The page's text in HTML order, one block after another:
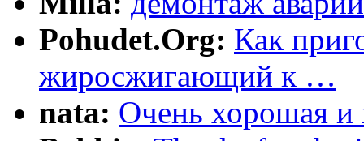
Pohudet.Org: Как
жиросжигающий к …
nata: Очень хорошая и